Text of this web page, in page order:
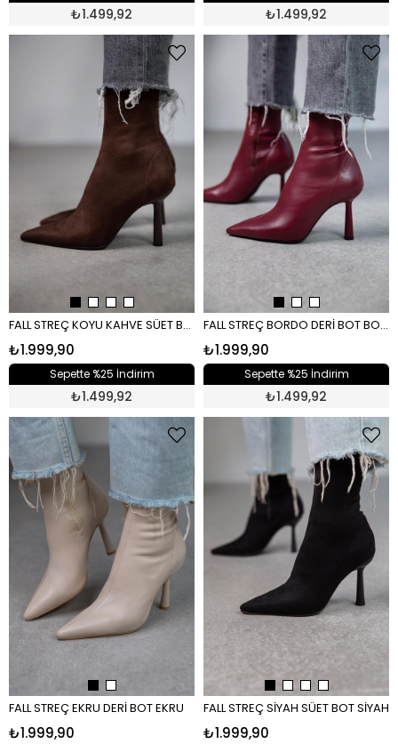
₺1.499,92 ₺1.499,92
FALL STREÇ KOYU KAHVE SÜET BOT KAHVE
₺1.999,90
Sepette %25 İndirim
₺1.499,92
FALL STREÇ BORDO DERİ BOT BORDO RUGAN
₺1.999,90
Sepette %25 İndirim
₺1.499,92
FALL STREÇ EKRU DERİ BOT EKRU
₺1.999,90
FALL STREÇ SİYAH SÜET BOT SİYAH
₺1.999,90